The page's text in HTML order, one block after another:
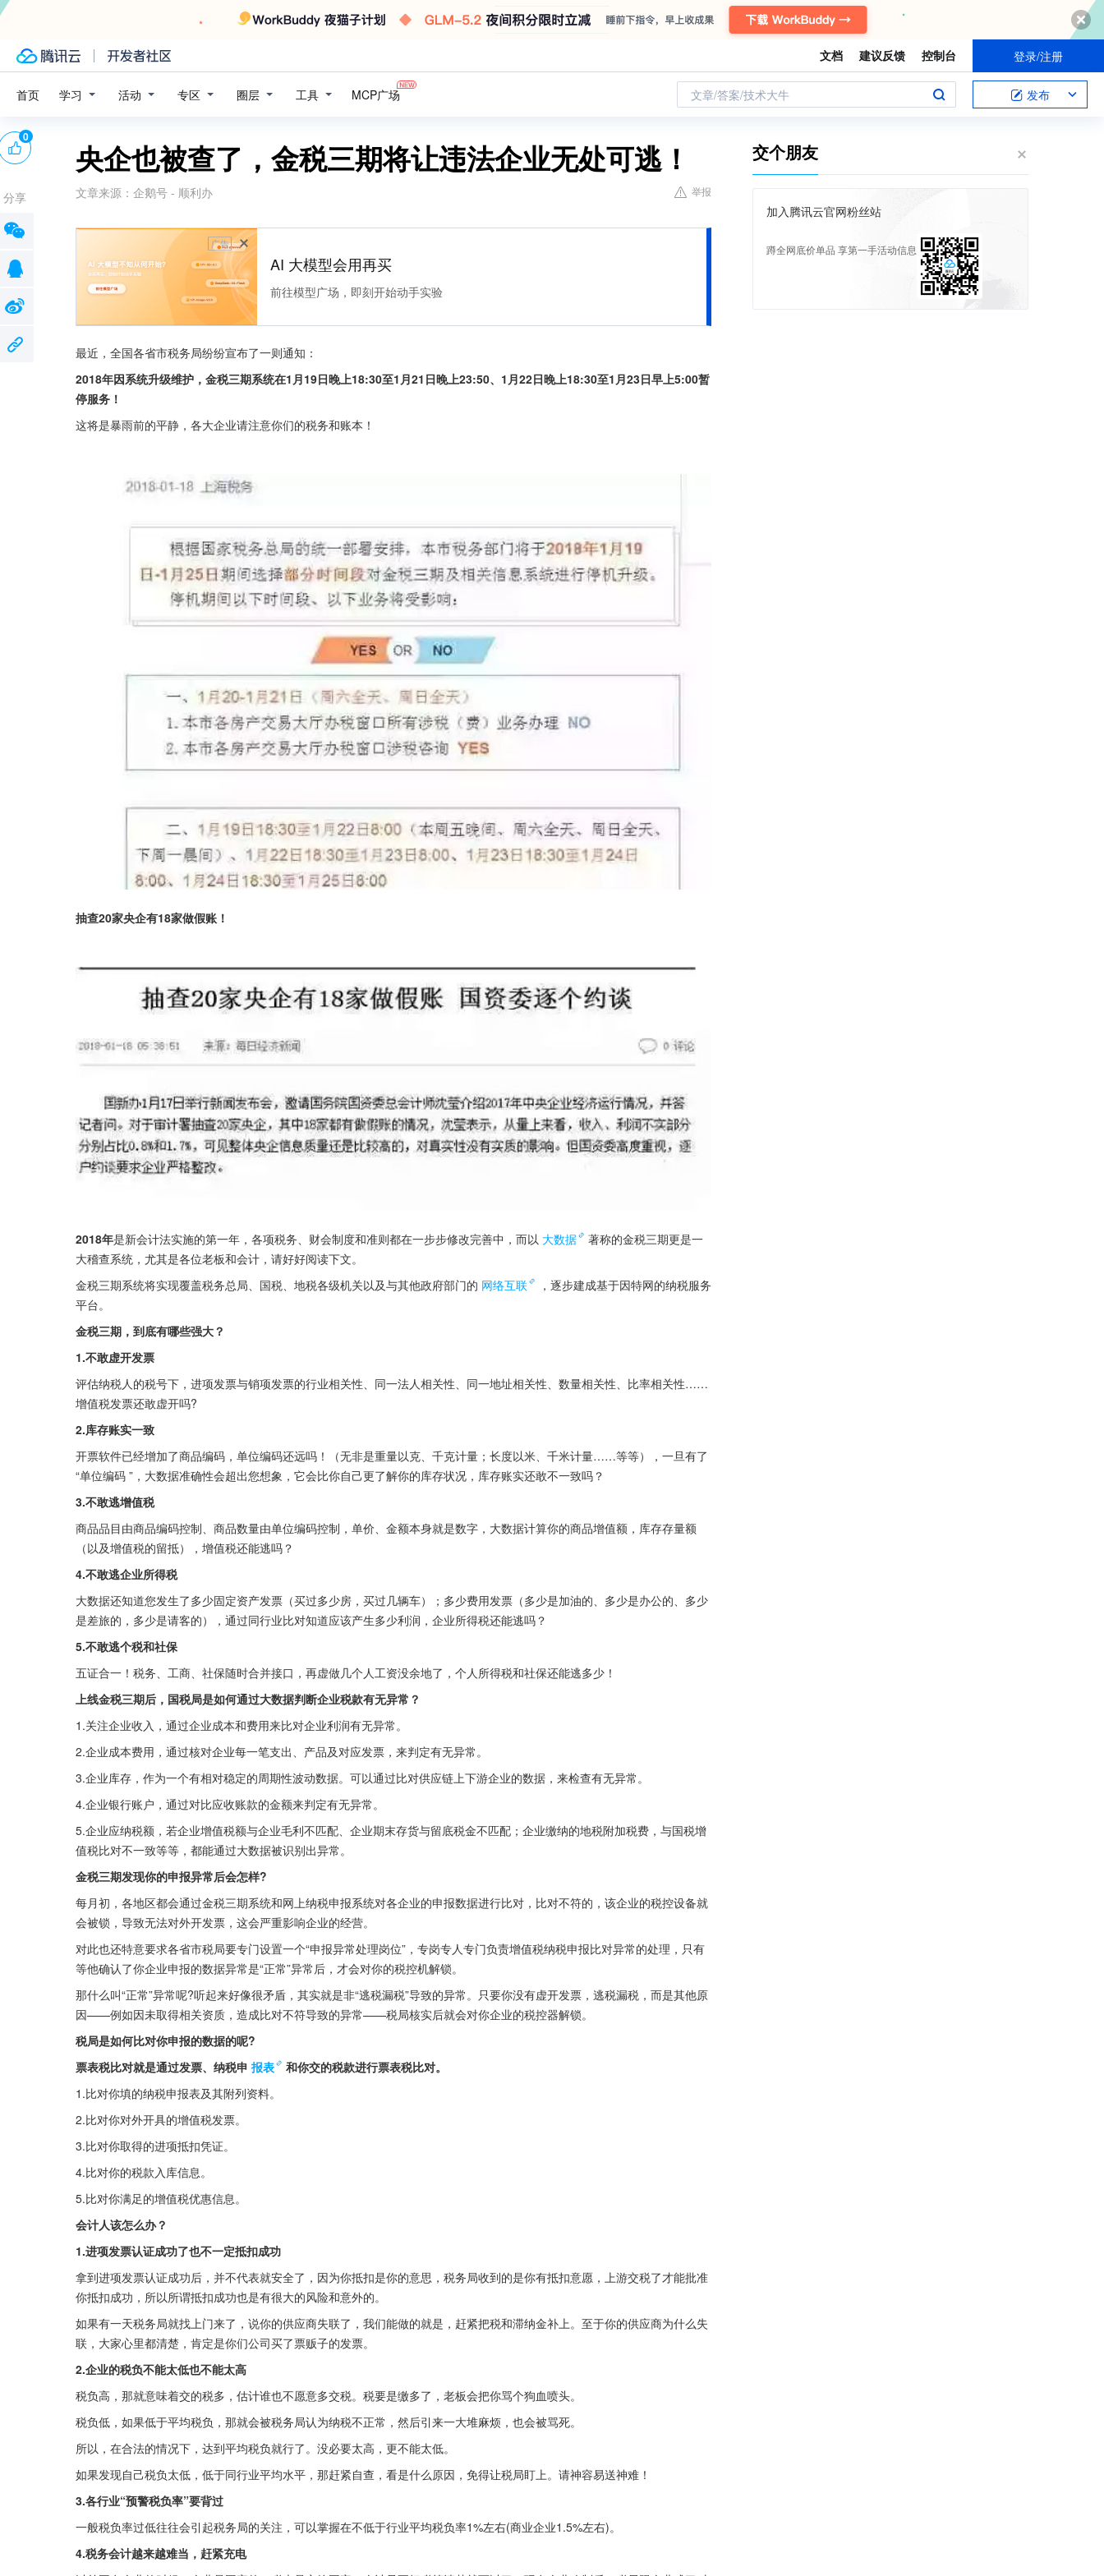
文档 建议反馈 控制台 登录/注册
首页 学习 活动 专区 圈层 工具 MCP广场 文章/答案/技术大牛 发布
央企也被查了，金税三期将让违法企业无处可逃！
文章来源： 企鹅号 - 顺利办 举报
广告
AI 大模型会用再买
前往模型广场，即刻开始动手实验
最近，全国各省市税务局纷纷宣布了一则通知：
2018年因系统升级维护，金税三期系统在1月19日晚上18:30至1月21日晚上23:50、1月22日晚上18:30至1月23日早上5:00暂
停服务！
这将是暴雨前的平静，各大企业请注意你们的税务和账本！
抽查20家央企有18家做假账！
2018年是新会计法实施的第一年，各项税务、财会制度和准则都在一步步修改完善中，而以 大数据
著称的金税三期更是一
大稽查系统，尤其是各位老板和会计，请好好阅读下文。
金税三期系统将实现覆盖税务总局、国税、地税各级机关以及与其他政府部门的 网络互联
，逐步建成基于因特网的纳税服务
平台。
金税三期，到底有哪些强大？
1.不敢虚开发票
评估纳税人的税号下，进项发票与销项发票的行业相关性、同一法人相关性、同一地址相关性、数量相关性、比率相关性……
增值税发票还敢虚开吗?
2.库存账实一致
开票软件已经增加了商品编码，单位编码还远吗！（无非是重量以克、千克计量；长度以米、千米计量……等等），一旦有了
“单位编码 ”，大数据准确性会超出您想象，它会比你自己更了解你的库存状况，库存账实还敢不一致吗？
3.不敢逃增值税
商品品目由商品编码控制、商品数量由单位编码控制，单价、金额本身就是数字，大数据计算你的商品增值额，库存存量额
（以及增值税的留抵），增值税还能逃吗？
4.不敢逃企业所得税
大数据还知道您发生了多少固定资产发票（买过多少房，买过几辆车）；多少费用发票（多少是加油的、多少是办公的、多少
是差旅的，多少是请客的），通过同行业比对知道应该产生多少利润，企业所得税还能逃吗？
5.不敢逃个税和社保
五证合一！税务、工商、社保随时合并接口，再虚做几个人工资没余地了，个人所得税和社保还能逃多少！
上线金税三期后，国税局是如何通过大数据判断企业税款有无异常？
1.关注企业收入，通过企业成本和费用来比对企业利润有无异常。
2.企业成本费用，通过核对企业每一笔支出、产品及对应发票，来判定有无异常。
3.企业库存，作为一个有相对稳定的周期性波动数据。可以通过比对供应链上下游企业的数据，来检查有无异常。
4.企业银行账户，通过对比应收账款的金额来判定有无异常。
5.企业应纳税额，若企业增值税额与企业毛利不匹配、企业期末存货与留底税金不匹配；企业缴纳的地税附加税费，与国税增
值税比对不一致等等，都能通过大数据被识别出异常。
金税三期发现你的申报异常后会怎样?
每月初，各地区都会通过金税三期系统和网上纳税申报系统对各企业的申报数据进行比对，比对不符的，该企业的税控设备就
会被锁，导致无法对外开发票，这会严重影响企业的经营。
对此也还特意要求各省市税局要专门设置一个“申报异常处理岗位”，专岗专人专门负责增值税纳税申报比对异常的处理，只有
等他确认了你企业申报的数据异常是“正常”异常后，才会对你的税控机解锁。
那什么叫“正常”异常呢?听起来好像很矛盾，其实就是非“逃税漏税”导致的异常。只要你没有虚开发票，逃税漏税，而是其他原
因——例如因未取得相关资质，造成比对不符导致的异常——税局核实后就会对你企业的税控器解锁。
税局是如何比对你申报的数据的呢?
票表税比对就是通过发票、纳税申 报表
和你交的税款进行票表税比对。
1.比对你填的纳税申报表及其附列资料。
2.比对你对外开具的增值税发票。
3.比对你取得的进项抵扣凭证。
4.比对你的税款入库信息。
5.比对你满足的增值税优惠信息。
会计人该怎么办？
1.进项发票认证成功了也不一定抵扣成功
拿到进项发票认证成功后，并不代表就安全了，因为你抵扣是你的意思，税务局收到的是你有抵扣意愿，上游交税了才能批准
你抵扣成功，所以所谓抵扣成功也是有很大的风险和意外的。
如果有一天税务局就找上门来了，说你的供应商失联了，我们能做的就是，赶紧把税和滞纳金补上。至于你的供应商为什么失
联，大家心里都清楚，肯定是你们公司买了票贩子的发票。
2.企业的税负不能太低也不能太高
税负高，那就意味着交的税多，估计谁也不愿意多交税。税要是缴多了，老板会把你骂个狗血喷头。
税负低，如果低于平均税负，那就会被税务局认为纳税不正常，然后引来一大堆麻烦，也会被骂死。
所以，在合法的情况下，达到平均税负就行了。没必要太高，更不能太低。
如果发现自己税负太低，低于同行业平均水平，那赶紧自查，看是什么原因，免得让税局盯上。请神容易送神难！
3.各行业“预警税负率”要背过
一般税负率过低往往会引起税务局的关注，可以掌握在不低于行业平均税负率1%左右(商业企业1.5%左右)。
4.税务会计越来越难当，赶紧充电
0
分享
交个朋友
加入腾讯云官网粉丝站
蹲全网底价单品 享第一手活动信息